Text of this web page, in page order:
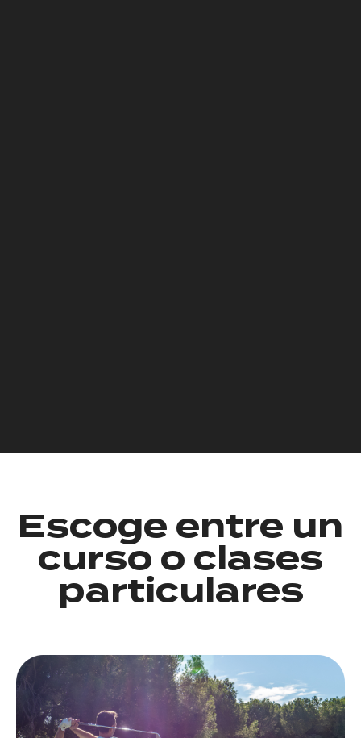
Escoge entre un
curso o clases
particulares